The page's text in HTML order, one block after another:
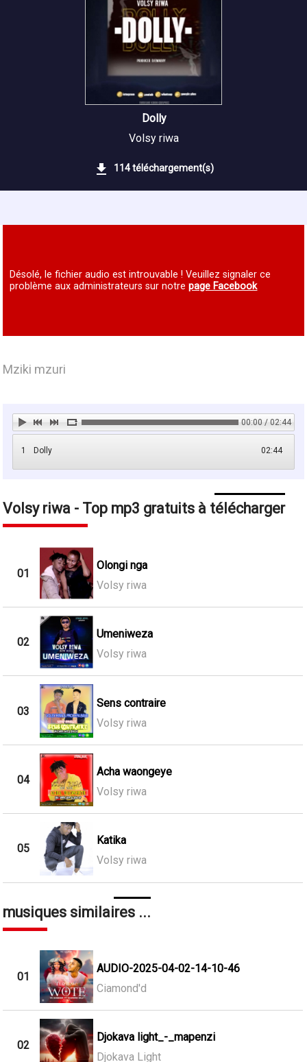
Dolly
Volsy riwa
114 téléchargement(s)
Désolé, le fichier audio est introuvable ! Veuillez signaler ce
problème aux administrateurs sur notrepage Facebook
Mziki mzuri
00:00 / 02:44
1 02:44
Dolly
Volsy riwa - Top mp3 gratuits à télécharger
01
Olongi nga
Volsy riwa
02
Umeniweza
Volsy riwa
03
Sens contraire
Volsy riwa
04
Acha waongeye
Volsy riwa
05
Katika
Volsy riwa
musiques similaires ...
01
AUDIO-2025-04-02-14-10-46
Ciamond'd
02
Djokava light_-_mapenzi
Djokava Light